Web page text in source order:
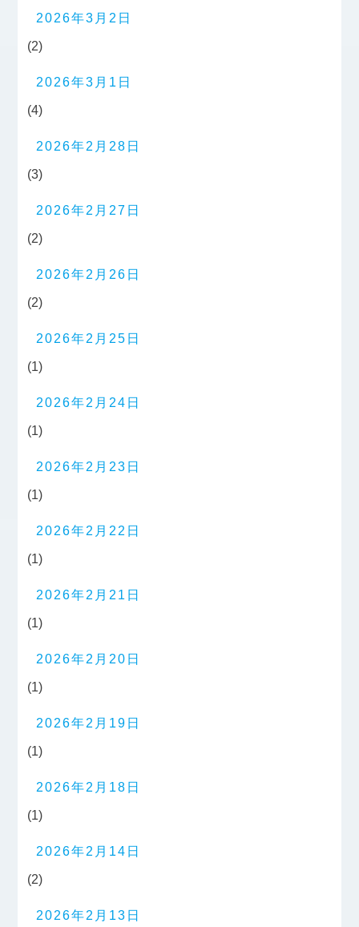
2026年3月2日
(2)
2026年3月1日
(4)
2026年2月28日
(3)
2026年2月27日
(2)
2026年2月26日
(2)
2026年2月25日
(1)
2026年2月24日
(1)
2026年2月23日
(1)
2026年2月22日
(1)
2026年2月21日
(1)
2026年2月20日
(1)
2026年2月19日
(1)
2026年2月18日
(1)
2026年2月14日
(2)
2026年2月13日